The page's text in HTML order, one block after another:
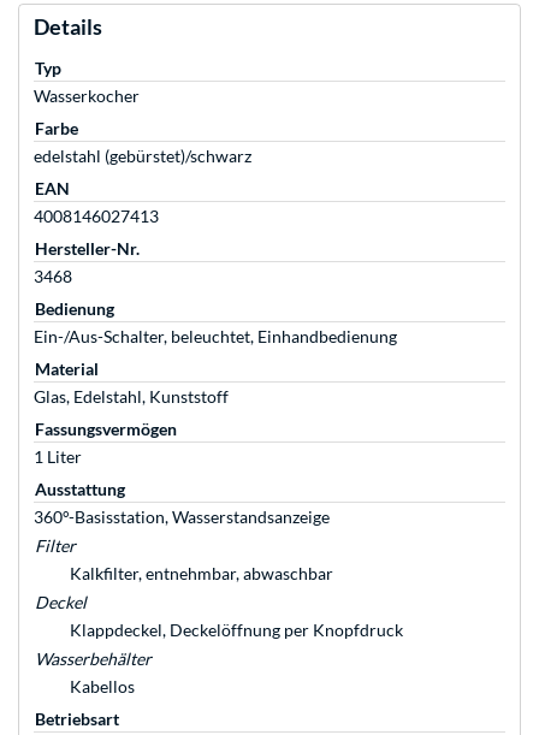
Details
Typ
Wasserkocher
Farbe
edelstahl (gebürstet)/schwarz
EAN
4008146027413
Hersteller-Nr.
3468
Bedienung
Ein-/Aus-Schalter, beleuchtet, Einhandbedienung
Material
Glas, Edelstahl, Kunststoff
Fassungsvermögen
1 Liter
Ausstattung
360°-Basisstation, Wasserstandsanzeige
Filter
Kalkfilter, entnehmbar, abwaschbar
Deckel
Klappdeckel, Deckelöffnung per Knopfdruck
Wasserbehälter
Kabellos
Betriebsart